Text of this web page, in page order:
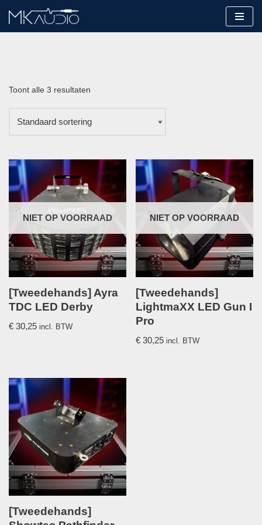
Ga
Toont alle 3 resultaten
NIET OP VOORRAAD
[Tweedehands] Ayra
TDC LED Derby
€ 30,25 incl. BTW
NIET OP VOORRAAD
[Tweedehands]
LightmaXX LED Gun I
Pro
€ 30,25 incl. BTW
[Tweedehands]